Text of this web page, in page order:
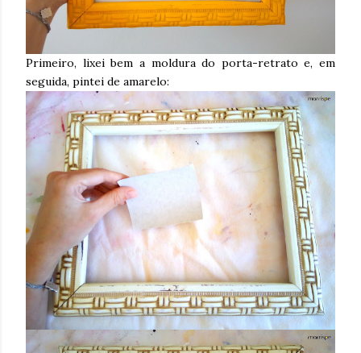
Primeiro, lixei bem a moldura do porta-retrato e, em
seguida, pintei de amarelo: